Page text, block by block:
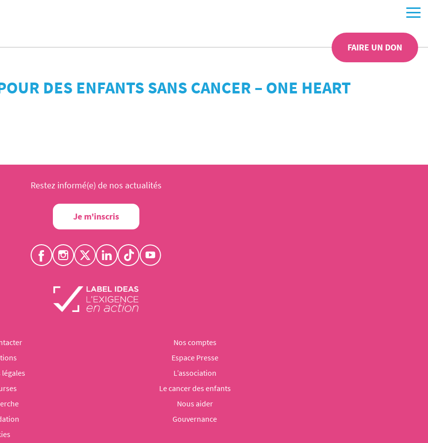
FAIRE UN DON
DES ENFANTS SANS CANCER – ONE HEART
Restez informé(e) de nos actualités
Je m'inscris
Nos comptes
Espace Presse
L’association
Le cancer des enfants
Nous aider
Gouvernance